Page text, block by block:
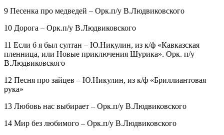
9 Песенка про медведей – Орк.п/у В.Людвиковского
10 Дорога – Орк.п/у В.Людвиковского
11 Если б я был султан – Ю.Никулин, из к/ф «Кавказская
пленница, или Новые приключения Шурика». Орк. п/у
В.Людвиковского
12 Песня про зайцев – Ю.Никулин, из к/ф «Бриллиантовая
рука»
13 Любовь нас выбирает – Орк.п/у В.Людвиковского
14 Мир без любимого – Орк.п/у В.Людвиковского